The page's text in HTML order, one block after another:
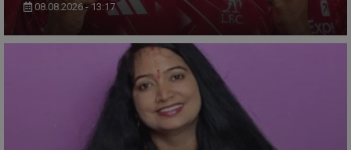
08.08.2026 - 13:17